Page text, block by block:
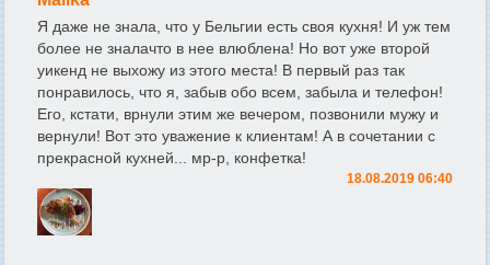
Я даже не знала, что у Бельгии есть своя кухня! И уж тем
более не зналачто в нее влюблена! Но вот уже второй
уикенд не выхожу из этого места! В первый раз так
понравилось, что я, забыв обо всем, забыла и телефон!
Его, кстати, врнули этим же вечером, позвонили мужу и
вернули! Вот это уважение к клиентам! А в сочетании с
прекрасной кухней... мр-р, конфетка!
18.08.2019 06:40